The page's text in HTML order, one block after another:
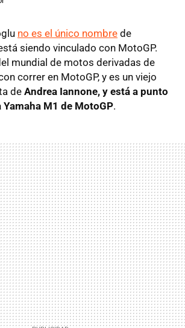
no es el único nombre de
siendo vinculado con MotoGP.
mundial de motos derivadas de
correr en MotoGP, y es un viejo
de Andrea Iannone, y está a punto
M1 de MotoGP.